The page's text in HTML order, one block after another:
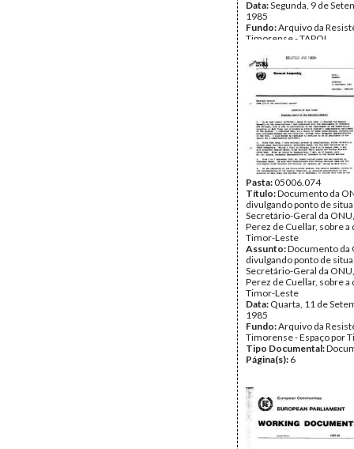
Data:Segunda, 9 de
1985
Fundo:Arquivo da
Timorense - TAPOL
Página(s):8
Pasta:05006.074
Título:Documento da
divulgando ponto de
Secretário-Geral da
Perez de Cuellar, sobre a
Timor-Leste
Assunto:Documento da
divulgando ponto de
Secretário-Geral da
Perez de Cuellar, sobre a
Timor-Leste
Data: Quarta, 11 de
1985
Fundo:Arquivo da
Timorense - Espaço por
Tipo Documental:
Página(s): 6